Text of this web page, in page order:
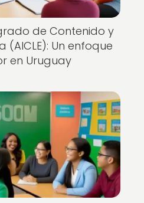
de Contenido y
(AICLE): Un enfoque
en Uruguay